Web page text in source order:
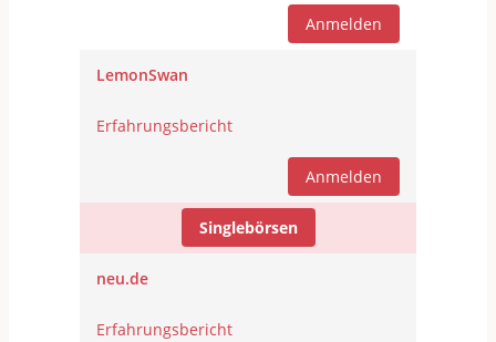
Anmelden
LemonSwan
Erfahrungsbericht
Anmelden
Singlebörsen
neu.de
Erfahrungsbericht